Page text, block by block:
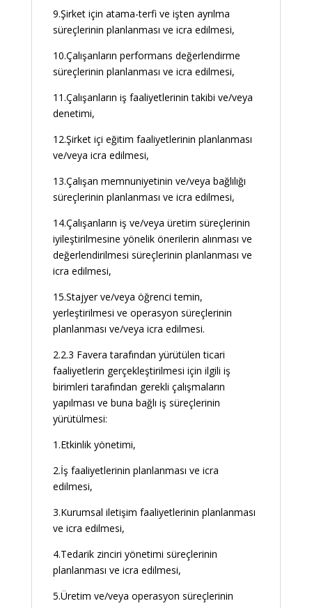
9.Şirket için atama-terfi ve işten ayrılma
süreçlerinin planlanması ve icra edilmesi,
10.Çalışanların performans değerlendirme
süreçlerinin planlanması ve icra edilmesi,
11.Çalışanların iş faaliyetlerinin takibi ve/veya
denetimi,
12.Şirket içi eğitim faaliyetlerinin planlanması
ve/veya icra edilmesi,
13.Çalışan memnuniyetinin ve/veya bağlılığı
süreçlerinin planlanması ve icra edilmesi,
14.Çalışanların iş ve/veya üretim süreçlerinin
iyileştirilmesine yönelik önerilerin alınması ve
değerlendirilmesi süreçlerinin planlanması ve
icra edilmesi,
15.Stajyer ve/veya öğrenci temin,
yerleştirilmesi ve operasyon süreçlerinin
planlanması ve/veya icra edilmesi.
2.2.3 Favera tarafından yürütülen ticari
faaliyetlerin gerçekleştirilmesi için ilgili iş
birimleri tarafından gerekli çalışmaların
yapılması ve buna bağlı iş süreçlerinin
yürütülmesi:
1.Etkinlik yönetimi,
2.İş faaliyetlerinin planlanması ve icra
edilmesi,
3.Kurumsal iletişim faaliyetlerinin planlanması
ve icra edilmesi,
4.Tedarik zinciri yönetimi süreçlerinin
planlanması ve icra edilmesi,
5.Üretim ve/veya operasyon süreçlerinin